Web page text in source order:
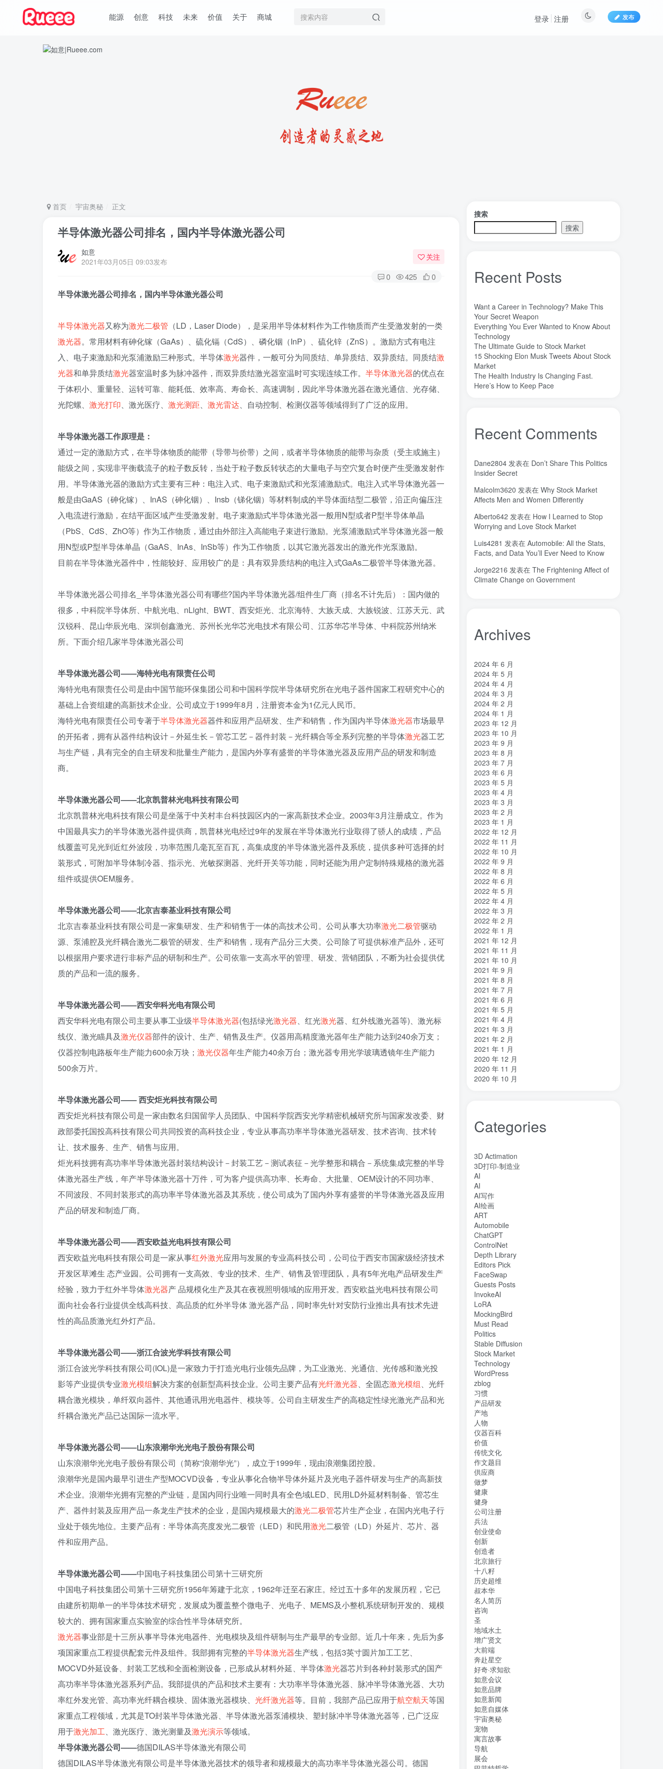
能源 创意 科技 未来 价值 关于 商城 发布
登录 注册
首页 宇宙奥秘 正文
半导体激光器公司排名，国内半导体激光器公司
如意
2021年03月05日 09:03发布
关注
0 425 0
半导体激光器公司排名，国内半导体激光器公司
半导体激光器又称为激光二极管 （LD，Laser Diode），是采用半导体材料作为工作物质而产生受激发射的一类
激光器。常用材料有砷化镓（GaAs）、硫化镉（CdS）、磷化铟（InP）、硫化锌（ZnS）。激励方式有电注
入、电子束激励和光泵浦激励三种形式。半导体激光器件，一般可分为同质结、单异质结、双异质结。同质结激
光器和单异质结激光器室温时多为脉冲器件，而双异质结激光器室温时可实现连续工作。 半导体激光器的优点在
于体积小、重量轻、运转可靠、能耗低、效率高、寿命长、高速调制，因此半导体激光器在激光通信、光存储、
光陀螺、 激光打印、激光医疗、 激光测距、 激光雷达、自动控制、检测仪器等领域得到了广泛的应用。
半导体激光器工作原理是：
通过一定的激励方式，在半导体物质的能带（导带与价带）之间，或者半导体物质的能带与杂质（受主或施主）
能级之间，实现非平衡载流子的粒子数反转，当处于粒子数反转状态的大量电子与空穴复合时便产生受激发射作
用。半导体激光器的激励方式主要有三种：电注入式、电子束激励式和光泵浦激励式。电注入式半导体激光器一
般是由GaAS（砷化镓）、InAS（砷化铟）、Insb（锑化铟）等材料制成的半导体面结型二极管，沿正向偏压注
入电流进行激励，在结平面区域产生受激发射。电子束激励式半导体激光器一般用N型或者P型半导体单晶
（PbS、CdS、ZhO等）作为工作物质，通过由外部注入高能电子束进行激励。光泵浦激励式半导体激光器一般
用N型或P型半导体单晶（GaAS、InAs、InSb等）作为工作物质，以其它激光器发出的激光作光泵激励。
目前在半导体激光器件中，性能较好、应用较广的是：具有双异质结构的电注入式GaAs二极管半导体激光器。
半导体激光器公司排名_半导体激光器公司有哪些?国内半导体激光器/组件生厂商（排名不计先后）：国内做的
很多，中科院半导体所、中航光电、nLight、BWT、西安炬光、北京海特、大族天成、大族锐波、江苏天元、武
汉锐科、昆山华辰光电、深圳创鑫激光、苏州长光华芯光电技术有限公司、江苏华芯半导体、中科院苏州纳米
所。下面介绍几家半导体激光器公司
半导体激光器公司——海特光电有限责任公司
海特光电有限责任公司是由中国节能环保集团公司和中国科学院半导体研究所在光电子器件国家工程研究中心的
基础上合资组建的高新技术企业。公司成立于1999年8月，注册资本金为1亿元人民币。
海特光电有限责任公司专著于半导体激光器器件和应用产品研发、生产和销售，作为国内半导体激光器市场最早
的开拓者，拥有从器件结构设计－外延生长－管芯工艺－器件封装－光纤耦合等全系列完整的半导体激光器工艺
与生产链，具有完全的自主研发和批量生产能力，是国内外享有盛誉的半导体激光器及应用产品的研发和制造
商。
半导体激光器公司——北京凯普林光电科技有限公司
北京凯普林光电科技有限公司是坐落于中关村丰台科技园区内的一家高新技术企业。2003年3月注册成立。作为
中国最具实力的半导体激光器件提供商，凯普林光电经过9年的发展在半导体激光行业取得了骄人的成绩，产品
线覆盖可见光到近红外波段，功率范围几毫瓦至百瓦，高集成度的半导体激光器件及系统，提供多种可选择的封
装形式，可附加半导体制冷器、指示光、光敏探测器、光纤开关等功能，同时还能为用户定制特殊规格的激光器
组件或提供OEM服务。
半导体激光器公司——北京吉泰基业科技有限公司
北京吉泰基业科技有限公司是一家集研发、生产和销售于一体的高技术公司。公司从事大功率激光二极管驱动
源、泵浦腔及光纤耦合激光二极管的研发、生产和销售，现有产品分三大类。公司除了可提供标准产品外，还可
以根据用户要求进行非标产品的研制和生产。公司依靠一支高水平的管理、研发、营销团队，不断为社会提供优
质的产品和一流的服务。
半导体激光器公司——西安华科光电有限公司
西安华科光电有限公司主要从事工业级半导体激光器(包括绿光激光器、红光激光器、红外线激光器等)、激光标
线仪、激光瞄具及激光仪器部件的设计、生产、销售及生产。仪器用高精度激光器年生产能力达到240余万支；
仪器控制电路板年生产能力600余万块； 激光仪器年生产能力40余万台；激光器专用光学玻璃透镜年生产能力
500余万片。
半导体激光器公司—— 西安炬光科技有限公司
西安炬光科技有限公司是一家由数名归国留学人员团队、中国科学院西安光学精密机械研究所与国家发改委、财
政部委托国投高科技有限公司共同投资的高科技企业，专业从事高功率半导体激光器研发、技术咨询、技术转
让、技术服务、生产、销售与应用。
炬光科技拥有高功率半导体激光器封装结构设计－封装工艺－测试表征－光学整形和耦合－系统集成完整的半导
体激光器生产线，年产半导体激光器十万件，可为客户提供高功率、长寿命、大批量、OEM设计的不同功率、
不同波段、不同封装形式的高功率半导体激光器及其系统，使公司成为了国内外享有盛誉的半导体激光器及应用
产品的研发和制造厂商。
半导体激光器公司——西安欧益光电科技有限公司
西安欧益光电科技有限公司是一家从事红外激光应用与发展的专业高科技公司，公司位于西安市国家级经济技术
开发区草滩生 态产业园。公司拥有一支高效、专业的技术、生产、销售及管理团队，具有5年光电产品研发生产
经验，致力于红外半导体激光器产 品规模化生产及其在夜视照明领域的应用开发。西安欧益光电科技有限公司
面向社会各行业提供全线高科技、高品质的红外半导体 激光器产品，同时率先针对安防行业推出具有技术先进
性的高品质激光红外灯产品。
半导体激光器公司——浙江合波光学科技有限公司
浙江合波光学科技有限公司(IOL)是一家致力于打造光电行业领先品牌，为工业激光、光通信、光传感和激光投
影等产业提供专业激光模组解决方案的创新型高科技企业。公司主要产品有光纤激光器、全固态激光模组、光纤
耦合激光模块，单纤双向器件、其他通讯用光电器件、模块等。公司自主研发生产的高稳定性绿光激光产品和光
纤耦合激光产品已达国际一流水平。
半导体激光器公司——山东浪潮华光光电子股份有限公司
山东浪潮华光光电子股份有限公司（简称“浪潮华光”），成立于1999年，现由浪潮集团控股。
浪潮华光是国内最早引进生产型MOCVD设备，专业从事化合物半导体外延片及光电子器件研发与生产的高新技
术企业。浪潮华光拥有完整的产业链，是国内同行业唯一同时具有全色域LED、民用LD外延材料制备、管芯生
产、器件封装及应用产品一条龙生产技术的企业，是国内规模最大的激光二极管芯片生产企业，在国内光电子行
业处于领先地位。主要产品有：半导体高亮度发光二极管（LED）和民用激光二极管（LD）外延片、芯片、器
件和应用产品。
半导体激光器公司——中国电子科技集团公司第十三研究所
中国电子科技集团公司第十三研究所1956年筹建于北京，1962年迁至石家庄。经过五十多年的发展历程，它已
由建所初期单一的半导体技术研究，发展成为覆盖整个微电子、光电子、MEMS及小整机系统研制开发的、规模
较大的、拥有国家重点实验室的综合性半导体研究所。
激光器事业部是十三所从事半导体光电器件、光电模块及组件研制与生产最早的专业部。近几十年来，先后为多
项国家重点工程提供配套元件及组件。我部拥有完整的半导体激光器生产线，包括3英寸圆片加工工艺、
MOCVD外延设备、封装工艺线和全面检测设备，已形成从材料外延、半导体激光器芯片到各种封装形式的国产
高功率半导体激光器系列产品。我部提供的产品和技术主要有：大功率半导体激光器、脉冲半导体激光器、大功
率红外发光管、高功率光纤耦合模块、固体激光器模块、 光纤激光器等。目前，我部产品已应用于航空航天等国
家重点工程领域，尤其是TO封装半导体激光器、半导体激光器泵浦模块、塑封脉冲半导体激光器等，已广泛应
用于激光加工、激光医疗、激光测量及激光演示等领域。
半导体激光器公司——德国DILAS半导体激光有限公司
德国DILAS半导体激光有限公司是半导体激光器技术的领导者和规模最大的高功率半导体激光器公司。德国
魔法(1) 高熵合金(3) 雷军(3) 陶瓷
达芬奇(1) 超分辨显微成像(2)
苏醒 (1) (1) 自信 (1) 胡良兵 (53)
网盘(0) 经济类(0)
秘密，吸引力法则，纪录片，下载(0)
秘密 (1) 碳离子治疗系统(1) 研究方向
石墨烯储能(1) 石墨烯(20) 真空阀门 (1)
真空系统
潍坊(1) 流动性(1)
宝塔(2) 学术会议(0) 大国崛起(1)
命运(2) 吸引力法则(1) 君临 (1)
原位(35) 南海(2) 北京大学(1)
关键帧 全屏滚动(1)
亿万富翁 (2) 人生 (2) 乐愚分享(0)
stable diffusion(6) notionai(1) notion
搜索
搜索
Recent Posts
Want a Career in Technology? Make This
Your Secret Weapon
Everything You Ever Wanted to Know About
Technology
The Ultimate Guide to Stock Market
15 Shocking Elon Musk Tweets About Stock
Market
The Health Industry Is Changing Fast.
Here’s How to Keep Pace
Recent Comments
Dane2804 发表在 Don’t Share This Politics
Insider Secret
Malcolm3620 发表在 Why Stock Market
Affects Men and Women Differently
Alberto642 发表在 How I Learned to Stop
Worrying and Love Stock Market
Luis4281 发表在 Automobile: All the Stats,
Facts, and Data You’ll Ever Need to Know
Jorge2216 发表在 The Frightening Affect of
Climate Change on Government
Archives
2024 年 6 月
2024 年 5 月
2024 年 4 月
2024 年 3 月
2024 年 2 月
2024 年 1 月
2023 年 12 月
2023 年 10 月
2023 年 9 月
2023 年 8 月
2023 年 7 月
2023 年 6 月
2023 年 5 月
2023 年 4 月
2023 年 3 月
2023 年 2 月
2023 年 1 月
2022 年 12 月
2022 年 11 月
2022 年 10 月
2022 年 9 月
2022 年 8 月
2022 年 6 月
2022 年 5 月
2022 年 4 月
2022 年 3 月
2022 年 2 月
2022 年 1 月
2021 年 12 月
2021 年 11 月
2021 年 10 月
2021 年 9 月
2021 年 8 月
2021 年 7 月
2021 年 6 月
2021 年 5 月
2021 年 4 月
2021 年 3 月
2021 年 2 月
2021 年 1 月
2020 年 12 月
2020 年 11 月
2020 年 10 月
Categories
3D Actimation
3D打印-制造业
AI
AI
AI写作
AI绘画
ART
Automobile
ChatGPT
ControlNet
Depth Library
Editors Pick
FaceSwap
Guests Posts
InvokeAI
LoRA
MockingBird
Must Read
Politics
Stable Diffusion
Stock Market
Technology
WordPress
zblog
习惯
产品研发
产地
人物
仪器百科
价值
传统文化
作文题目
供应商
做梦
健康
健身
公司注册
兵法
创业使命
创新
创造者
北京旅行
十八籽
历史超维
叔本华
名人简历
咨询
圣
地域水土
增广贤文
大前端
奔赴星空
好奇·求知欲
如意会议
如意品牌
如意新闻
如意自媒体
宇宙奥秘
宠物
寓言故事
导航
展会